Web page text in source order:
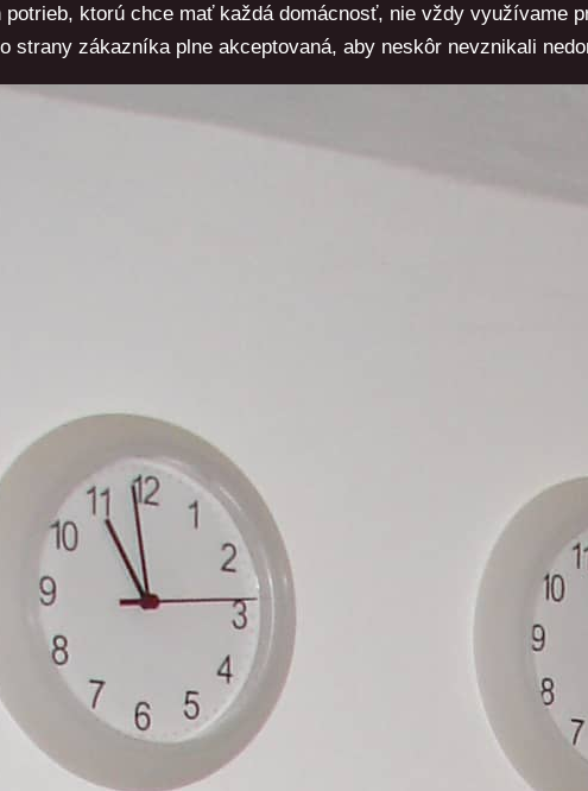
ktorú chce mať každá domácnosť, nie vždy využívame
strany zákazníka plne akceptovaná, aby neskôr nevznikali